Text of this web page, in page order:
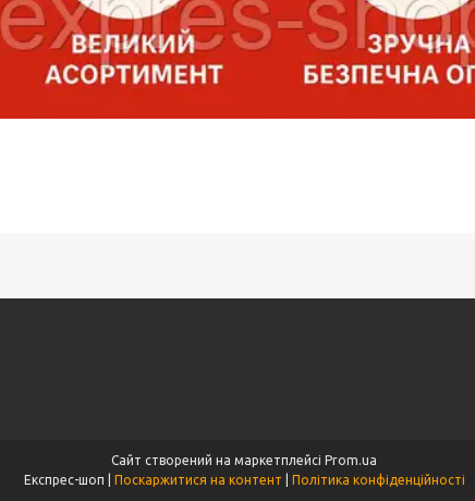
Сайт створений на маркетплейсі Prom.ua
Поскаржитися на контент Політика конфіденційності